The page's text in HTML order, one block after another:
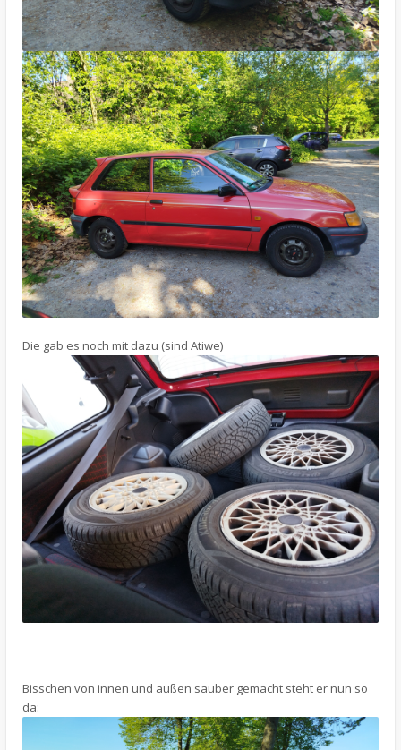
Die gab es noch mit dazu (sind Atiwe)
Bisschen von innen und außen sauber gemacht steht er nun so
da: